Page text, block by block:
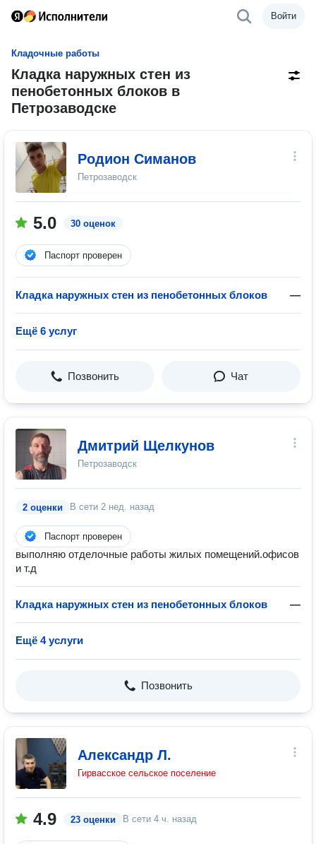
Войти
Кладочные работы
Кладка наружных стен из
пенобетонных блоков в
Петрозаводске
Родион Симанов
Петрозаводск
5.0 30 оценок
Паспорт проверен
Кладка наружных стен из пенобетонных блоков —
Ещё 6 услуг
Позвонить Чат
Дмитрий Щелкунов
Петрозаводск
2 оценки В сети 2 нед. назад
Паспорт проверен
выполняю отделочные работы жилых помещений.офисов
и т.д
Кладка наружных стен из пенобетонных блоков —
Ещё 4 услуги
Позвонить
Александр Л.
Гирвасское сельское поселение
4.9 23 оценки В сети 4 ч. назад